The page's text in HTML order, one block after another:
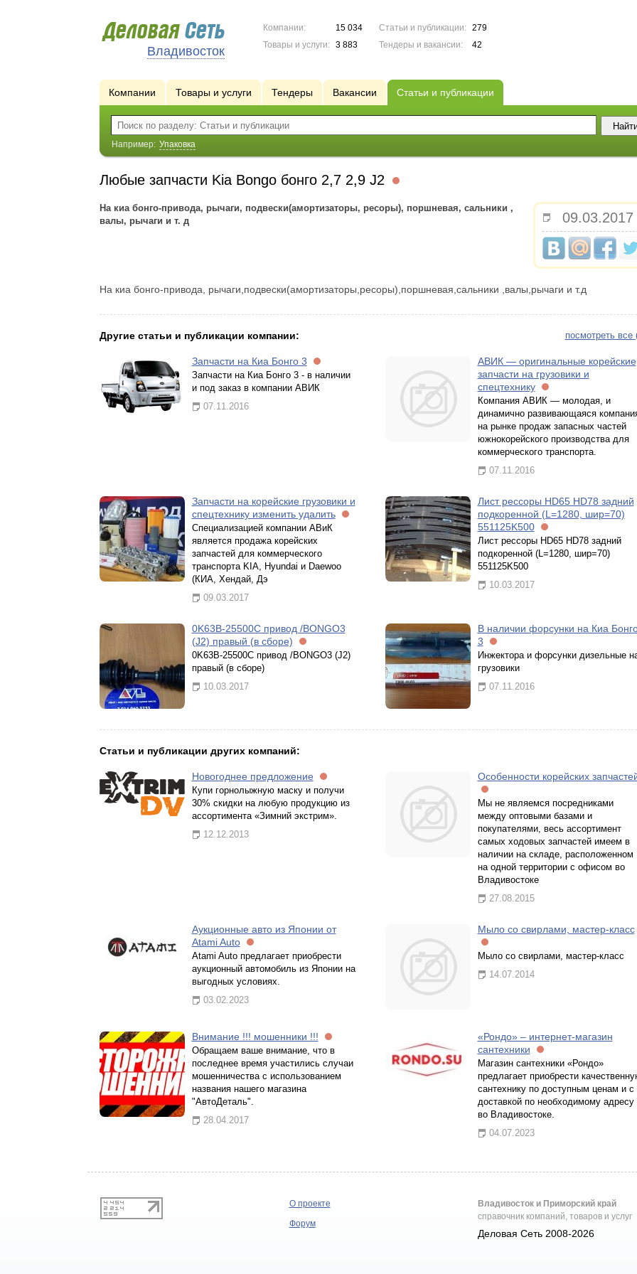
Владивосток
Компании:
15 034
Товары и услуги:
3 883
Статьи и публикации:
279
Тендеры и вакансии:
42
Компании Товары и услуги Тендеры Вакансии Статьи и публикации
Например: Упаковка
Любые запчасти Kia Bongo бонго 2,7 2,9 J2
09.03.2017
На киа бонго-привода, рычаги, подвески(амор­тизаторы, ресоры), пор­шневая, сальники ,
валы, рычаги и т. д
На киа бонго-привода, рычаги,подвески(амор­тизаторы,ресоры),пор­шневая,сальники ,валы,рычаги и т.д
посмотреть все
Другие статьи и публикации компании:
Запчасти на Киа Бонго 3
Запчасти на Киа Бонго 3 - в наличии
и под заказ в компании АВИК
07.11.2016
АВИК — оригинальные корейские
запчасти на грузовики и
спецтехнику
Компания АВИК — молодая, и
динамично развивающаяся
на рынке продаж запасных частей
южнокорейского производства для
коммерческого транспорта.
07.11.2016
Запчасти на корейские грузовики и
спецтехнику изменить удалить
Специализацией компании АВиК
является продажа корейских
запчастей для коммерческого
транспорта KIA, Hyundai и Daewoo
(КИА, Хендай, Дэ
09.03.2017
Лист рессоры HD65 HD78 задний
подкоренной (L=1280, шир=70)
551125K500
Лист рессоры HD65 HD78 задний
подкоренной (L=1280, шир=70)
551125K500
10.03.2017
0K63B-25500C привод /BONGO3
(J2) правый (в сборе)
0K63B-25500C привод /BONGO3 (J2)
правый (в сборе)
10.03.2017
В наличии форсунки на Киа
3
Инжектора и форсунки дизельные
грузовики
07.11.2016
Статьи и публикации других компаний:
Новогоднее предложение
Купи горнолыжную маску и получи
30% скидки на любую продукцию из
ассортимента «Зимний экстрим».
12.12.2013
Особенности корейских
Мы не являемся посредниками
между оптовыми базами и
покупателями, весь ассортимент
самых ходовых запчастей имеем в
наличии на складе, расположенном
на одной территории с офисом во
Владивостоке
27.08.2015
Аукционные авто из Японии от
Atami Auto
Atami Auto предлагает приобрести
аукционный автомобиль из Японии на
выгодных условиях.
03.02.2023
Мыло со свирлами, мастер-класс
Мыло со свирлами, мастер-класс
14.07.2014
Внимание !!! мошенники !!!
Обращаем ваше внимание, что в
последнее время участились случаи
мошенничества с использованием
названия нашего магазина
"АвтоДеталь".
28.04.2017
«Рондо» – интернет-магазин
сантехники
Магазин сантехники «Рондо»
предлагает приобрести
сантехнику по доступным ценам и с
доставкой по необходимому адресу
во Владивостоке.
04.07.2023
О проекте
Форум
Владивосток и Приморский край
справочник компаний, товаров и услуг
Деловая Сеть 2008-2026